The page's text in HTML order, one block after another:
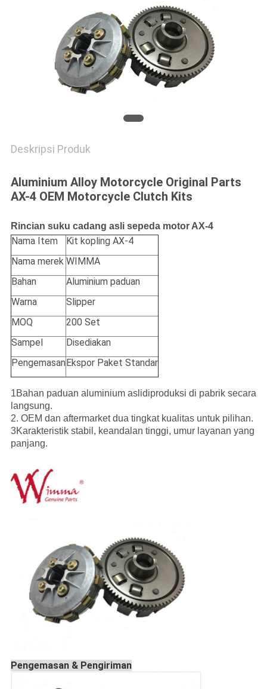
Deskripsi Produk
Aluminium Alloy Motorcycle Original Parts
AX-4 OEM Motorcycle Clutch Kits
Rincian suku cadang asli sepeda motor AX-4
Nama Item
Kit kopling AX-4
Nama merek WIMMA
Bahan
Aluminium paduan
Warna
Slipper
MOQ
200 Set
Sampel
Disediakan
Pengemasan Ekspor Paket Standar
1Bahan paduan aluminium aslidiproduksi di pabrik secara
langsung.
2. OEM dan aftermarket dua tingkat kualitas untuk pilihan.
3Karakteristik stabil, keandalan tinggi, umur layanan yang
panjang.
Pengemasan & Pengiriman